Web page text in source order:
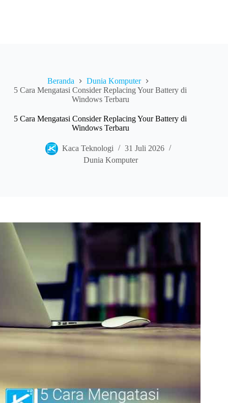
Beranda
Dunia Komputer
5 Cara Mengatasi Consider Replacing Your Battery di
Windows Terbaru
5 Cara Mengatasi Consider Replacing Your Battery di
Windows Terbaru
Kaca Teknologi
31 Juli 2026
Dunia Komputer